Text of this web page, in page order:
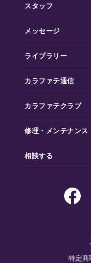
スタッフ
メッセージ
ライブラリー
カラファテ通信
カラファテクラブ
修理・メンテナンス
相談する
特定